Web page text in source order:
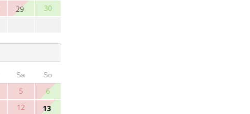
29 30
Sa
So
5 6
12 13